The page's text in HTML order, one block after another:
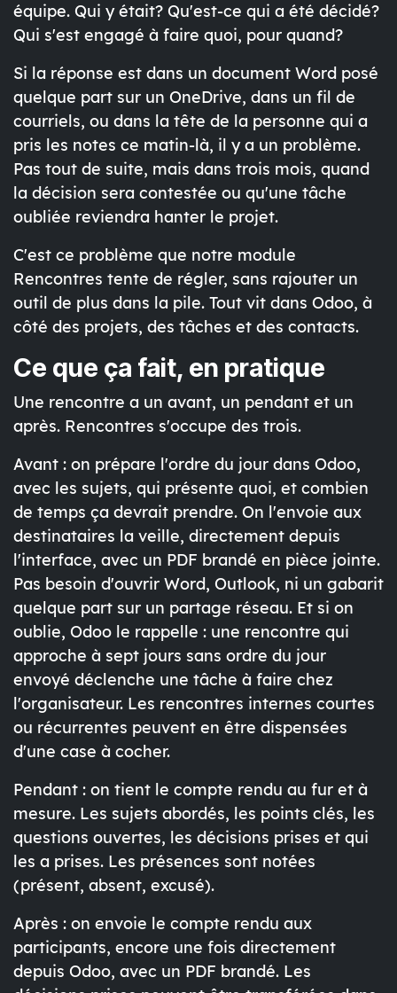
équipe. Qui y était? Qu'est-ce qui a été décidé?
Qui s'est engagé à faire quoi, pour quand?
Si la réponse est dans un document Word posé
quelque part sur un OneDrive, dans un fil de
courriels, ou dans la tête de la personne qui a
pris les notes ce matin-là, il y a un problème.
Pas tout de suite, mais dans trois mois, quand
la décision sera contestée ou qu'une tâche
oubliée reviendra hanter le projet.
C'est ce problème que notre module
Rencontres tente de régler, sans rajouter un
outil de plus dans la pile. Tout vit dans Odoo, à
côté des projets, des tâches et des contacts.
Ce que ça fait, en pratique
Une rencontre a un avant, un pendant et un
après. Rencontres s'occupe des trois.
Avant : on prépare l'ordre du jour dans Odoo,
avec les sujets, qui présente quoi, et combien
de temps ça devrait prendre. On l'envoie aux
destinataires la veille, directement depuis
l'interface, avec un PDF brandé en pièce jointe.
Pas besoin d'ouvrir Word, Outlook, ni un gabarit
quelque part sur un partage réseau. Et si on
oublie, Odoo le rappelle : une rencontre qui
approche à sept jours sans ordre du jour
envoyé déclenche une tâche à faire chez
l'organisateur. Les rencontres internes courtes
ou récurrentes peuvent en être dispensées
d'une case à cocher.
Pendant : on tient le compte rendu au fur et à
mesure. Les sujets abordés, les points clés, les
questions ouvertes, les décisions prises et qui
les a prises. Les présences sont notées
(présent, absent, excusé).
Après : on envoie le compte rendu aux
participants, encore une fois directement
depuis Odoo, avec un PDF brandé. Les